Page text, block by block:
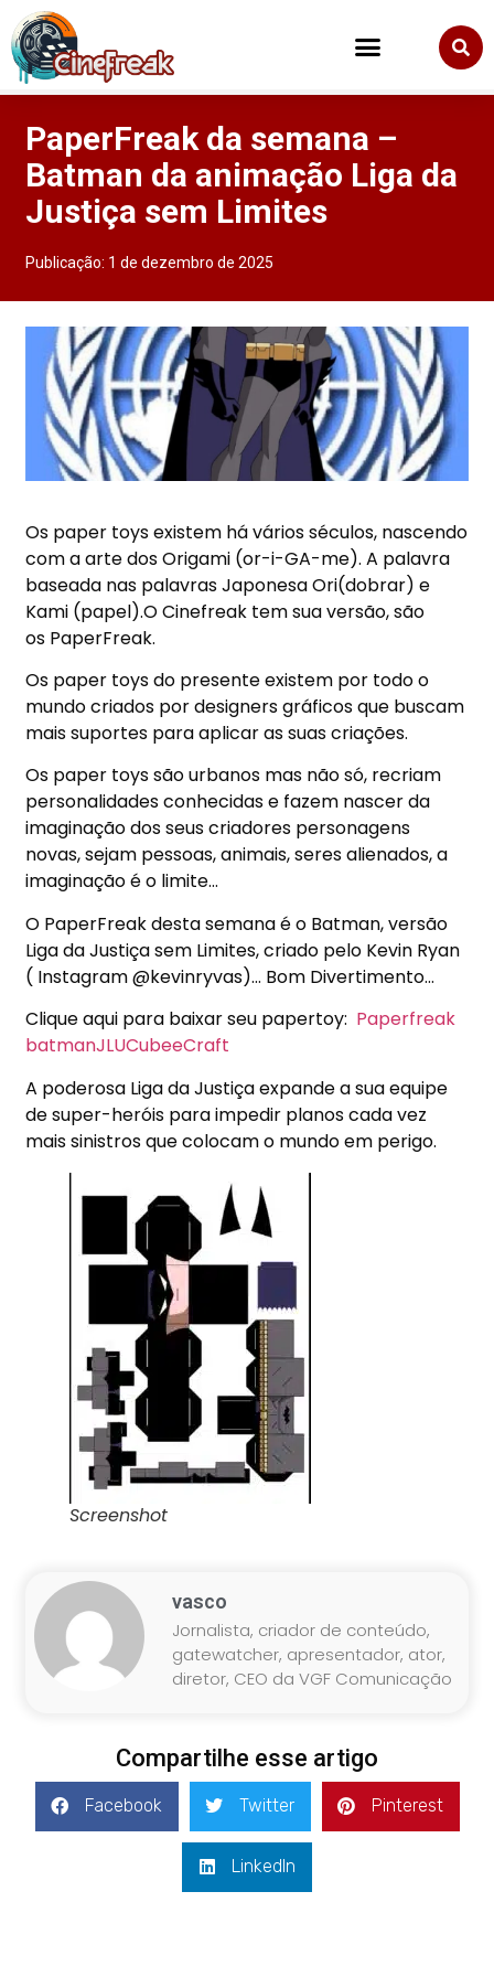
PaperFreak da semana –
Batman da animação Liga da
Justiça sem Limites
Publicação: 1 de dezembro de 2025
Os paper toys existem há vários séculos, nascendo
com a arte dos Origami (or-i-GA-me). A palavra
baseada nas palavras Japonesa Ori(dobrar) e
Kami (papel).O Cinefreak tem sua versão, são
os PaperFreak.
Os paper toys do presente existem por todo o
mundo criados por designers gráficos que buscam
mais suportes para aplicar as suas criações.
Os paper toys são urbanos mas não só, recriam
personalidades conhecidas e fazem nascer da
imaginação dos seus criadores personagens
novas, sejam pessoas, animais, seres alienados, a
imaginação é o limite…
O PaperFreak desta semana é o Batman, versão
Liga da Justiça sem Limites, criado pelo Kevin Ryan
( Instagram @kevinryvas)… Bom Divertimento…
Clique aqui para baixar seu papertoy: Paperfreak
batmanJLUCubeeCraft
A poderosa Liga da Justiça expande a sua equipe
de super-heróis para impedir planos cada vez
mais sinistros que colocam o mundo em perigo.
Screenshot
vasco
Jornalista, criador de conteúdo,
gatewatcher, apresentador, ator,
diretor, CEO da VGF Comunicação
Compartilhe esse artigo
Facebook Twitter Pinterest
LinkedIn